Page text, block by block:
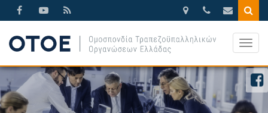
210.3388270
Βησσαρίωνος